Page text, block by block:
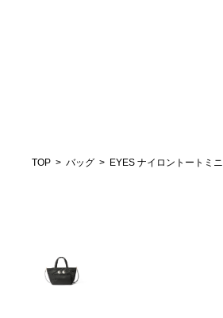
TOP バッグ EYES ナイロントートミニ